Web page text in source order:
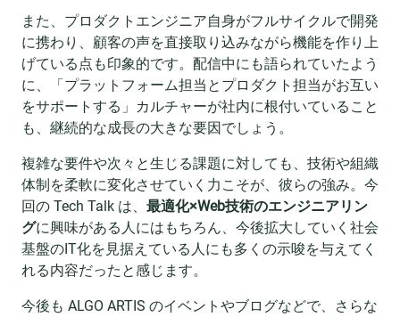
また、プロダクトエンジニア自身がフルサイクルで開発
に携わり、顧客の声を直接取り込みながら機能を作り上
げている点も印象的です。配信中にも語られていたよう
に、「プラットフォーム担当とプロダクト担当がお互い
をサポートする」カルチャーが社内に根付いていること
も、継続的な成長の大きな要因でしょう。
複雑な要件や次々と生じる課題に対しても、技術や組織
体制を柔軟に変化させていく力こそが、彼らの強み。今
回の Tech Talk は、 最適化×Web技術のエンジニアリン
グに興味がある人にはもちろん、今後拡大していく社会
基盤のIT化を見据えている人にも多くの示唆を与えてく
れる内容だったと感じます。
今後も ALGO ARTIS のイベントやブログなどで、さらな